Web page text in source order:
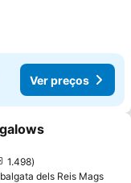
Ver preços
favoritos
1.498
dels Reis Mags